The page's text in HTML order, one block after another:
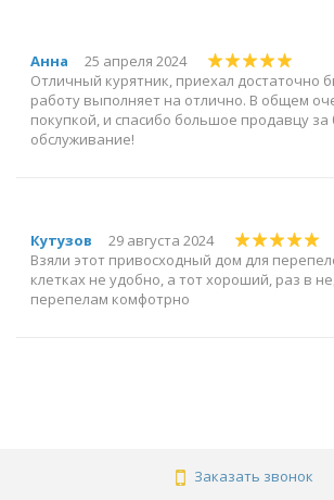
Анна
25 апреля 2024
Отличный курятник, приехал достаточно
работу выполняет на отлично. В общем
покупкой, и спасибо большое продавцу за
обслуживание!
Кутузов
29 августа 2024
Взяли этот привосходный дом для
клетках не удобно, а тот хороший, раз в
перепелам комфотрно
Заказать звонок